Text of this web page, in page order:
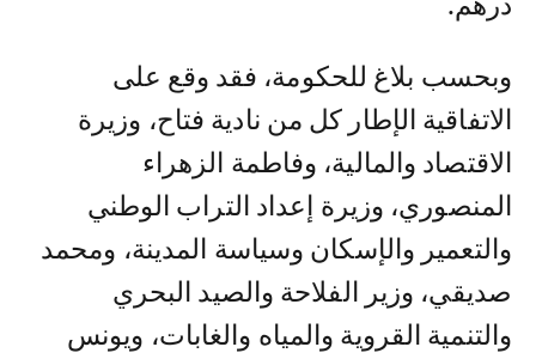
وبحسب بلاغ للحكومة، فقد وقع على
الاتفاقية الإطار كل من نادية فتاح، وزيرة
الاقتصاد والمالية، وفاطمة الزهراء
المنصوري، وزيرة إعداد التراب الوطني
والتعمير والإسكان وسياسة المدينة، ومحمد
صديقي، وزير الفلاحة والصيد البحري
والتنمية القروية والمياه والغابات، ويونس